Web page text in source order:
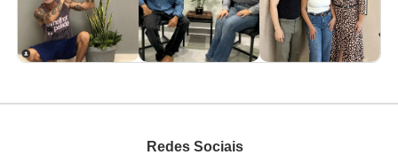
Redes Sociais